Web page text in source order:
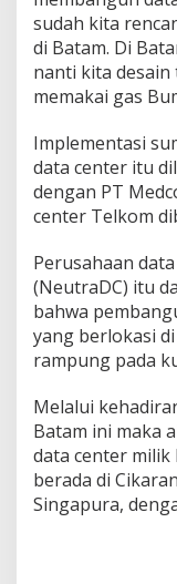
sudah kita
di Batam. Di
nanti kita desain
memakai gas
Implementasi
data center itu
dengan PT
center Telkom
Perusahaan
(NeutraDC) itu
bahwa
yang berlokasi
rampung pada
Melalui
Batam ini maka
data center milik
berada di
Singapura,